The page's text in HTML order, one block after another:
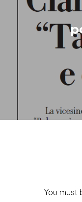
You must